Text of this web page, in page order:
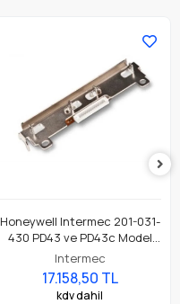
Honeywell Intermec 201-031-
430 PD43 ve PD43c Model
Barkod Etiket Yazıcı 203 Dpi
Termal Baskı Kafası
Intermec
17.158,50 TL
kdv dahil